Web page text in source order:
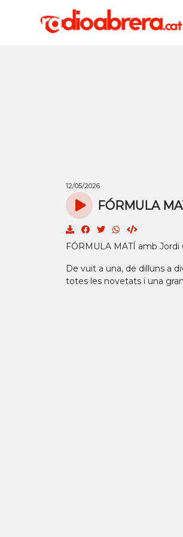
12/05/2026
FÓRMULA
FÓRMULA MATÍ amb Jordi
De vuit a una, de dilluns a
totes les novetats i una